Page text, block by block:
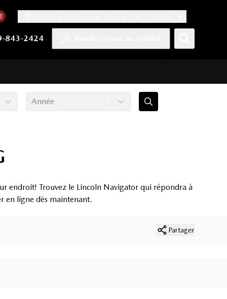
843-2424
TwitterYouTube
compte Tiktok
notre compte LinkedIn
vers notre compte Instagram
Année
endroit! Trouvez le Lincoln Navigator qui répondra à
en ligne dès maintenant.
Partager